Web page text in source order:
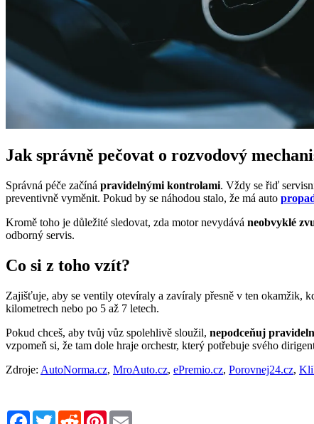
Jak správně pečovat o rozvodový
Správná péče začíná pravidelnými kontrolami. Vždy se řiď
preventivně vyměnit. Pokud by se náhodou stalo, že má auto
Kromě toho je důležité sledovat, zda motor nevydává neobvyklé
odborný servis.
Co si z toho vzít?
Zajišťuje, aby se ventily otevíraly a zavíraly přesně v ten okamžik,
kilometrech nebo po 5 až 7 letech.
Pokud chceš, aby tvůj vůz spolehlivě sloužil, nepodceňuj
vzpomeň si, že tam dole hraje orchestr, který potřebuje svého
Zdroje: AutoNorma.cz, MroAuto.cz, ePremio.cz, Porovnej24.cz,
FacebookTwitterRedditPinterest